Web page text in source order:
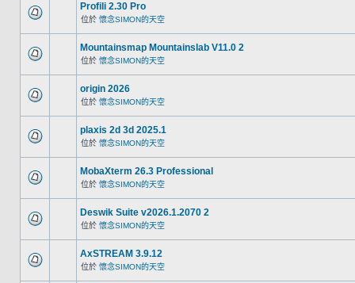
Profili 2.30 Pro
位於 懷念SIMON的天空
Mountainsmap Mountainslab V11.0 2
位於 懷念SIMON的天空
origin 2026
位於 懷念SIMON的天空
plaxis 2d 3d 2025.1
位於 懷念SIMON的天空
MobaXterm 26.3 Professional
位於 懷念SIMON的天空
Deswik Suite v2026.1.2070 2
位於 懷念SIMON的天空
AxSTREAM 3.9.12
位於 懷念SIMON的天空